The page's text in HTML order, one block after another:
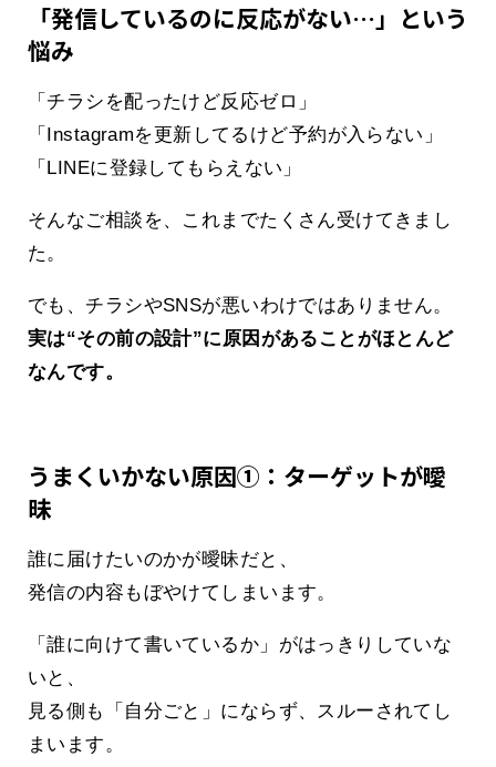
「発信しているのに反応がない…」という
悩み
「チラシを配ったけど反応ゼロ」
「Instagramを更新してるけど予約が入らない」
「LINEに登録してもらえない」
そんなご相談を、これまでたくさん受けてきまし
た。
でも、チラシやSNSが悪いわけではありません。
実は“その前の設計”に原因があることがほとんど
なんです。
うまくいかない原因①：ターゲットが曖
昧
誰に届けたいのかが曖昧だと、
発信の内容もぼやけてしまいます。
「誰に向けて書いているか」がはっきりしていな
いと、
見る側も「自分ごと」にならず、スルーされてし
まいます。